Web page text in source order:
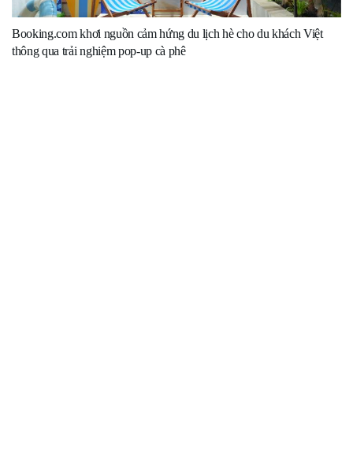
Booking.com khơi nguồn cảm hứng du lịch hè cho du khách Việt
thông qua trải nghiệm pop-up cà phê